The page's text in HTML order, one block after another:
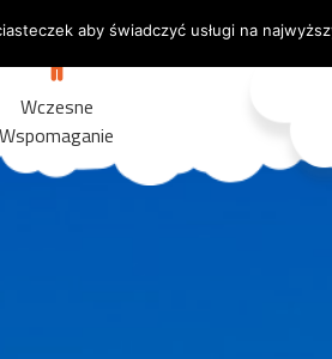
Wczesne
Wspomaganie
aby świadczyć usługi na